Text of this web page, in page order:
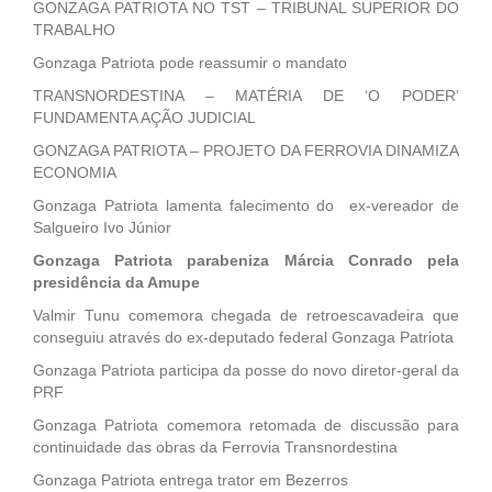
GONZAGA PATRIOTA NO TST – TRIBUNAL SUPERIOR DO
TRABALHO
Gonzaga Patriota pode reassumir o mandato
TRANSNORDESTINA – MATÉRIA DE ‘O PODER’
FUNDAMENTA AÇÃO JUDICIAL
GONZAGA PATRIOTA – PROJETO DA FERROVIA DINAMIZA
ECONOMIA
Gonzaga Patriota lamenta falecimento do ex-vereador de
Salgueiro Ivo Júnior
Gonzaga Patriota parabeniza Márcia Conrado pela
presidência da Amupe
Valmir Tunu comemora chegada de retroescavadeira que
conseguiu através do ex-deputado federal Gonzaga Patriota
Gonzaga Patriota participa da posse do novo diretor-geral da
PRF
Gonzaga Patriota comemora retomada de discussão para
continuidade das obras da Ferrovia Transnordestina
Gonzaga Patriota entrega trator em Bezerros